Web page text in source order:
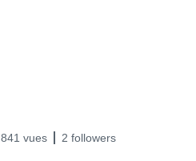
841 vues 2 followers